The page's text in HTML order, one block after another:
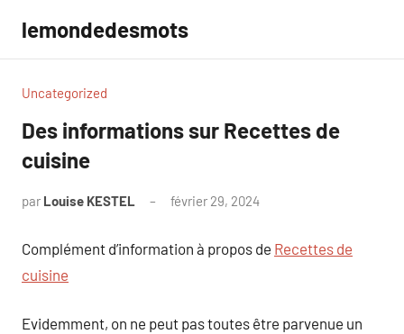
contenu
lemondedesmots
Uncategorized
Des informations sur Recettes de
cuisine
par Louise KESTEL février 29, 2024
Complément d’information à propos de Recettes de
cuisine
Evidemment, on ne peut pas toutes être parvenue un